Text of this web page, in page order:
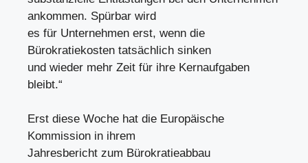
ankommen. Spürbar wird
es für Unternehmen erst, wenn die
Bürokratiekosten tatsächlich sinken
und wieder mehr Zeit für ihre Kernaufgaben
bleibt.“
Erst diese Woche hat die Europäische
Kommission in ihrem
Jahresbericht zum Bürokratieabbau